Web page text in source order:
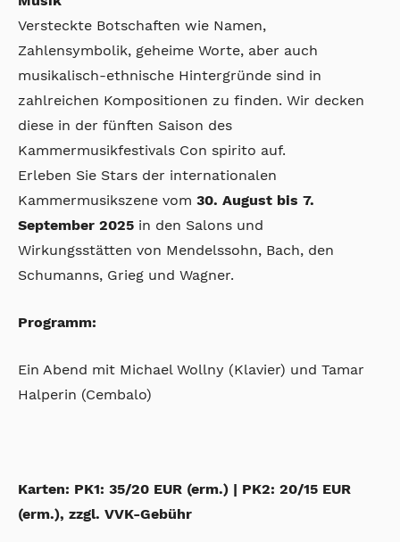
Versteckte Botschaften wie Namen,
Zahlensymbolik, geheime Worte, aber auch
musikalisch-ethnische Hintergründe sind in
zahlreichen Kompositionen zu finden. Wir decken
diese in der fünften Saison des
Kammermusikfestivals Con spirito auf.
Erleben Sie Stars der internationalen
Kammermusikszene vom 30. August bis 7.
September 2025 in den Salons und
Wirkungsstätten von Mendelssohn, Bach, den
Schumanns, Grieg und Wagner.
Programm:
Ein Abend mit Michael Wollny (Klavier) und Tamar
Halperin (Cembalo)
Karten: PK1: 35/20 EUR (erm.) | PK2: 20/15 EUR
(erm.), zzgl. VVK-Gebühr